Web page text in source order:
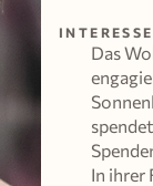
Das
In ihrer